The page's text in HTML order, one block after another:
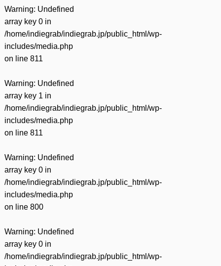
Warning: Undefined
array key 0 in
/home/indiegrab/indiegrab.jp/public_html/wp-
includes/media.php
on line 811
Warning: Undefined
array key 1 in
/home/indiegrab/indiegrab.jp/public_html/wp-
includes/media.php
on line 811
Warning: Undefined
array key 0 in
/home/indiegrab/indiegrab.jp/public_html/wp-
includes/media.php
on line 800
Warning: Undefined
array key 0 in
/home/indiegrab/indiegrab.jp/public_html/wp-